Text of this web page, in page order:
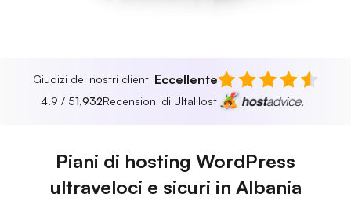
Giudizi dei nostri clienti Eccellente
4.9 / 51,932Recensioni di UltaHost
Piani di hosting WordPress
ultraveloci e sicuri in Albania